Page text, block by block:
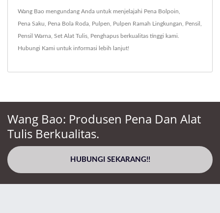
Wang Bao mengundang Anda untuk menjelajahi Pena Bolpoin,
Pena Saku, Pena Bola Roda, Pulpen, Pulpen Ramah Lingkungan, Pensil ,
Pensil Warna, Set Alat Tulis, Penghapus berkualitas tinggi kami.
Hubungi Kami untuk informasi lebih lanjut!
Wang Bao: Produsen Pena Dan Alat
Tulis Berkualitas.
HUBUNGI SEKARANG!!